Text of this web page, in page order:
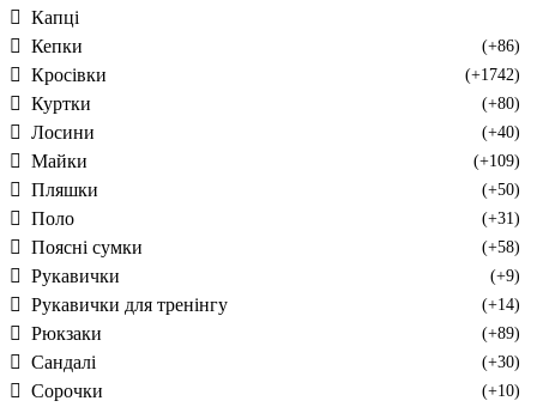
Капці
Кепки
(+86)
Кросівки (+1742)
Куртки (+80)
Лосини (+40)
Майки (+109)
Пляшки (+50)
Поло (+31)
Поясні сумки (+58)
Рукавички (+9)
Рукавички для тренінгу (+14)
Рюкзаки (+89)
Сандалі (+30)
Сорочки (+10)